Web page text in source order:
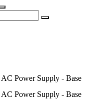
Power Supply - Base
Power Supply - Base